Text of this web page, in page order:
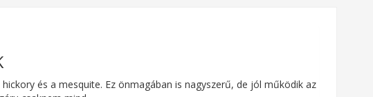
és a mesquite. Ez önmagában is nagyszerű, de jól működik az